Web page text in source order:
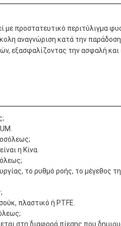
με προστατευτικό περιτύλιγμα
αναγνώριση κατά την παράδοση.
εξασφαλίζοντας την ασφαλή και
η Κίνα.
το ρυθμό ροής, το μέγεθος
πλαστικό ή PTFE.
στη διαφορά πίεσης που